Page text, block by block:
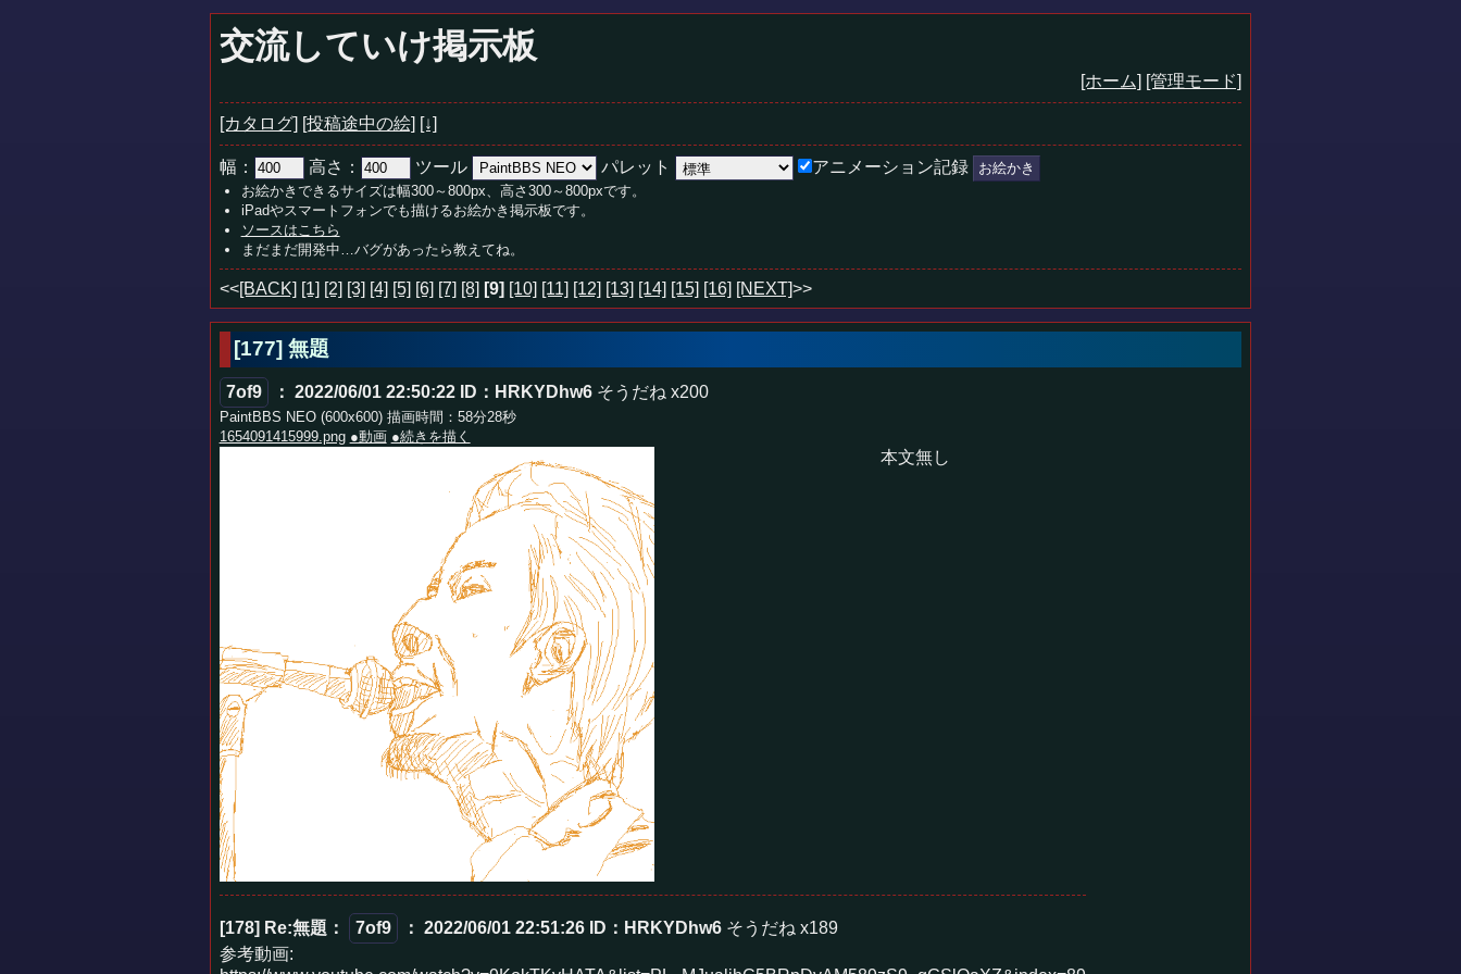
交流していけ掲示板
[ホーム] [管理モード]
[カタログ] [投稿途中の絵] [↓]
幅： 高さ： ツール パレット アニメーション記録
お絵かきできるサイズは幅300～800px、高さ300～800pxです。
iPadやスマートフォンでも描けるお絵かき掲示板です。
ソースはこちら
まだまだ開発中…バグがあったら教えてね。
<<[BACK] [1] [2] [3] [4] [5] [6] [7] [8] [9] [10] [11] [12] [13] [14] [15] [16] [NEXT]>>
[177] 無題
7of9 ： 2022/06/01 22:50:22 ID：HRKYDhw6 そうだね x200
PaintBBS NEO (600x600) 描画時間：58分28秒
1654091415999.png ●動画 ●続きを描く
本文無し
[178] Re:無題 ： 7of9 ： 2022/06/01 22:51:26 ID：HRKYDhw6 そうだね x189
参考動画: